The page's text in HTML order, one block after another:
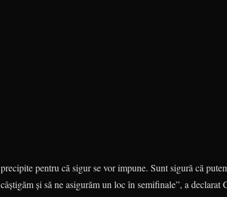
precipite pentru că sigur se vor impune. Sunt sigură că
câştigăm şi să ne asigurăm un loc în semifinale”, a